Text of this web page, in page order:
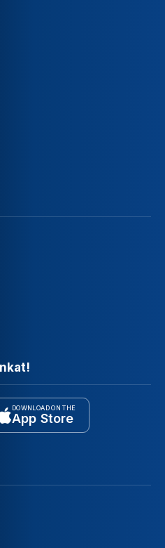
DOWNLOAD ON THE
App Store